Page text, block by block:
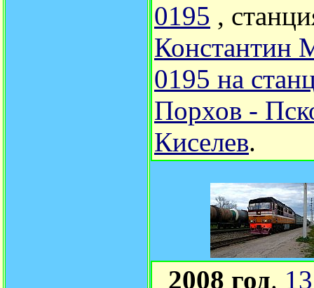
0195 ,
Константин
0195 на
Порхов -
Киселев.
2008 год.